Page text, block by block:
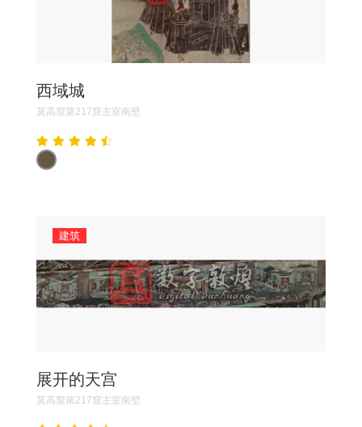
西域城
莫高窟第217窟主室南壁
建筑
展开的天宫
莫高窟第217窟主室南壁